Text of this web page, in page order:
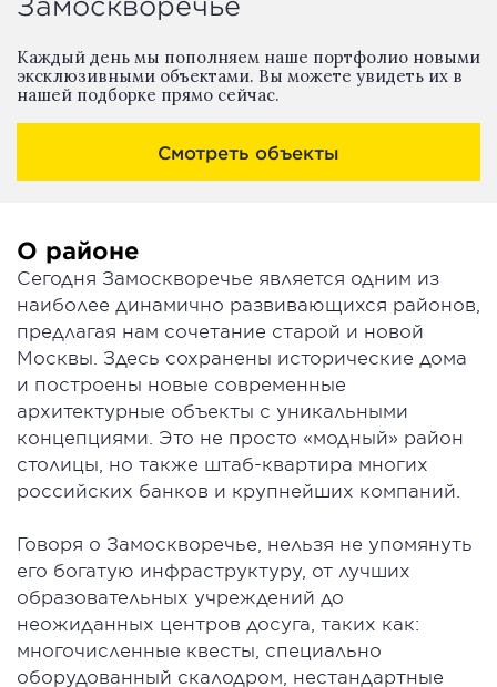
Каждый день мы пополняем наше портфолио новыми
эксклюзивными объектами. Вы можете увидеть их в
нашей подборке прямо сейчас.
Смотреть объекты
О районе
Сегодня Замоскворечье является одним из
наиболее динамично развивающихся районов,
предлагая нам сочетание старой и новой
Москвы. Здесь сохранены исторические дома
и построены новые современные
архитектурные объекты с уникальными
концепциями. Это не просто «модный» район
столицы, но также штаб-квартира многих
российских банков и крупнейших компаний.
Говоря о Замоскворечье, нельзя не упомянуть
его богатую инфраструктуру, от лучших
образовательных учреждений до
неожиданных центров досуга, таких как:
многочисленные квесты, специально
оборудованный скалодром, нестандартные